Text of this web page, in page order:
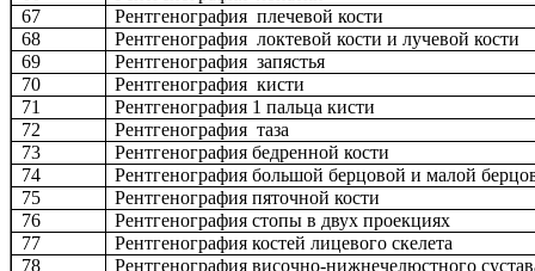
67
Рентгенография плечевой кости
68
Рентгенография локтевой кости и лучевой кости
69
Рентгенография запястья
70
Рентгенография кисти
71
Рентгенография 1 пальца кисти
72
Рентгенография таза
73
Рентгенография бедренной кости
74
Рентгенография большой берцовой и малой
75
Рентгенография пяточной кости
76
Рентгенография стопы в двух проекциях
77
Рентгенография костей лицевого скелета
78
Рентгенография височно-нижнечелюстного